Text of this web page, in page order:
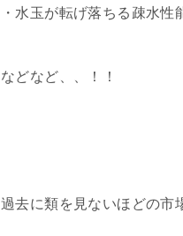
・水玉が転げ落ちる疎水性
などなど、、！！
過去に類を見ないほどの市